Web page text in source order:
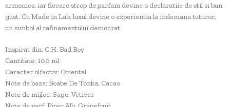
armonios, iar fiecare strop de parfum devine o declaratiie de stil si bun
gust. Cu Made in Lab, luxul devine o experientia la indemana tuturor,
un simbol al rafinamentului democrat.
Inspirat din: C.H. Bad Boy
Cantitate: 100 ml
Caracter olfactiv: Oriental
Note de baza: Boabe De Tonka, Cacao
Note de mijloc: Sage, Vetiver